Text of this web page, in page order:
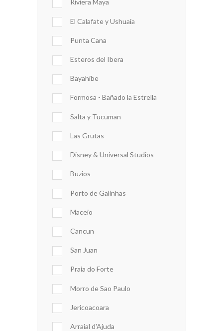
Riviera Maya
El Calafate y Ushuaia
Punta Cana
Esteros del Ibera
Bayahibe
Formosa - Bañado la Estrella
Salta y Tucuman
Las Grutas
Disney & Universal Studios
Buzios
Porto de Galinhas
Maceio
Cancun
San Juan
Praia do Forte
Morro de Sao Paulo
Jericoacoara
Arraial d'Ajuda